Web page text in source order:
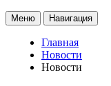
Меню Навигация
Главная
Новости
Новости